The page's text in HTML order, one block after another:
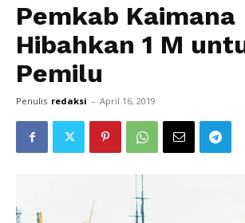
Pemkab Kaimana
Hibahkan 1 M
Pemilu
Penulis redaksi - April 16, 2019